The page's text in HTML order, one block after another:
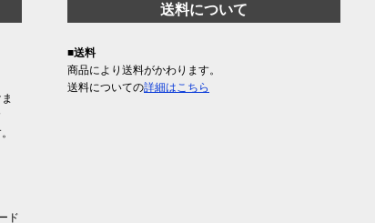
ド
送料について
■送料
商品により送料がかわります。
送料についての詳細はこちら